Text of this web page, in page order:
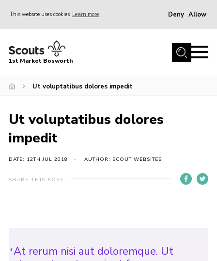
This website uses cookies Learn more Deny Allow
Home
Donate
Annual Accounts
Policies
Contact
Cookies
1st Market Bosworth
Ut voluptatibus dolores impedit
Ut voluptatibus dolores
impedit
DATE: 12TH JUL 2018 AUTHOR: SCOUT WEBSITES
SHARE THIS POST
At rerum nisi aut doloremque. Ut